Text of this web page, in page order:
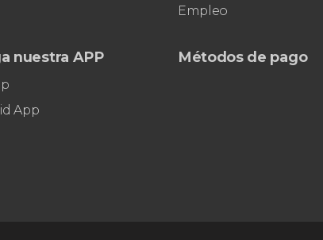
Empleo
nuestra APP
App
Métodos de pago